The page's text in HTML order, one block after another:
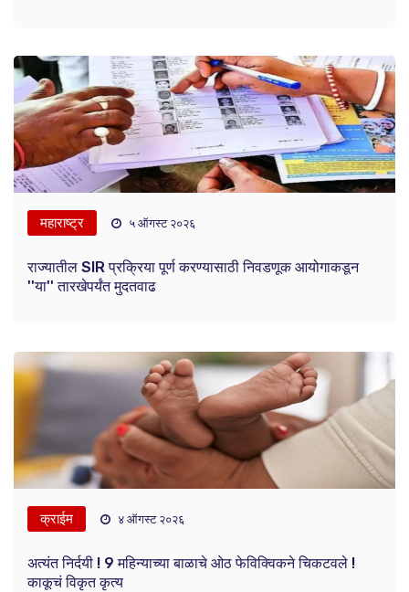
महाराष्ट्र ५ ऑगस्ट २०२६
राज्यातील SIR प्रक्रिया पूर्ण करण्यासाठी निवडणूक आयोगाकडून
''या'' तारखेपर्यंत मुदतवाढ
क्राईम ४ ऑगस्ट २०२६
अत्यंत निर्दयी ! 9 महिन्याच्या बाळाचे ओठ फेविक्विकने चिकटवले !
काकूचं विकृत कृत्य